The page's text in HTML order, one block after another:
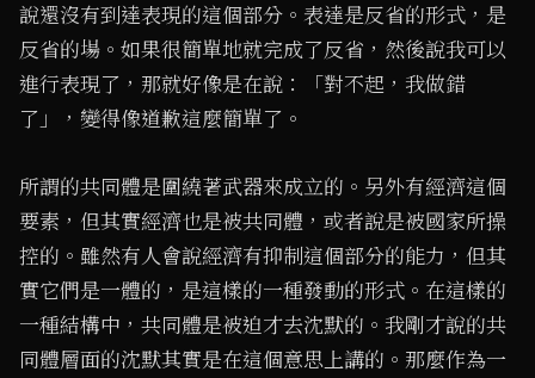
說還沒有到達表現的這個部分。表達是反省的形式，是
反省的場。如果很簡單地就完成了反省，然後說我可以
進行表現了，那就好像是在說：「對不起，我做錯
了」，變得像道歉這麼簡單了。
所謂的共同體是圍繞著武器來成立的。另外有經濟這個
要素，但其實經濟也是被共同體，或者說是被國家所操
控的。雖然有人會說經濟有抑制這個部分的能力，但其
實它們是一體的，是這樣的一種發動的形式。在這樣的
一種結構中，共同體是被迫才去沈默的。我剛才說的共
同體層面的沈默其實是在這個意思上講的。那麼作為一